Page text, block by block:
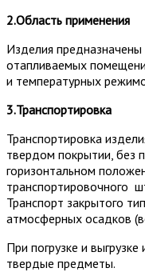
2.Область применения
Изделия
отапливаемых
и температурных
3.Транспортировка
Транспортировка
твердом покрытии, без
горизонтальном
транспортировочного
Транспорт закрытого
атмосферных осадков
При погрузке и
твердые предметы.